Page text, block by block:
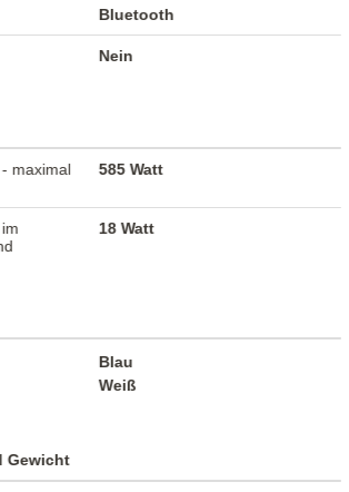
Bluetooth
Nein
maximal 585 Watt
18 Watt
Blau
Weiß
Gewicht